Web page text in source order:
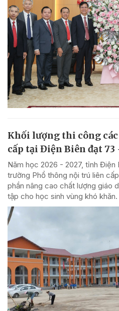
Khối lượng thi công
cấp tại Điện Biên đạt 73
Năm học 2026 - 2027, tỉnh
trường Phổ thông nội trú liên
phần nâng cao chất lượng giáo
tập cho học sinh vùng khó khăn.